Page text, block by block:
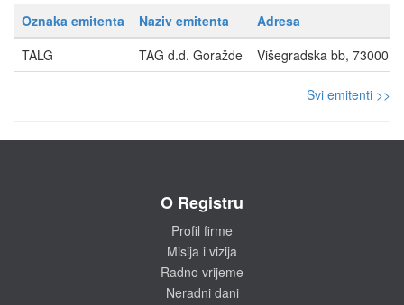
Oznaka emitenta Naziv emitenta
Adresa
TALG
TAG d.d. Goražde Višegradska bb, 73000,
Svi emitenti >>
O Registru
Profil firme
Misija i vizija
Radno vrijeme
Neradni dani